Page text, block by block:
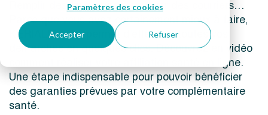
Paramètres des cookies
Accepter Refuser
Remplir des formulaires, envoyer des courriers…
Parce que vous avez certainement mieux à faire,
KERIALIS vous permet d’effectuer toutes vos
démarches en quelques clics. Découvrez en vidéo
comment réaliser votre affiliation santé en ligne.
Une étape indispensable pour pouvoir bénéficier
des garanties prévues par votre complémentaire
santé.